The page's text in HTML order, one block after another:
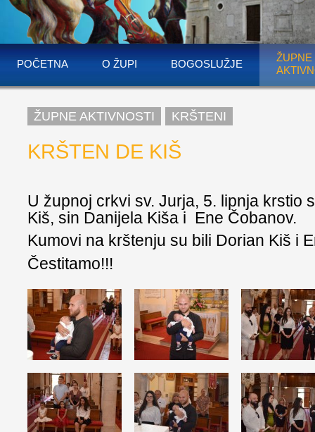
POČETNA O ŽUPI BOGOSLUŽJE
ŽUPNE
ŽUPNE AKTIVNOSTI KRŠTENI
KRŠTEN DE KIŠ
U župnoj crkvi sv. Jurja, 5. lipnja krstio
Kiš, sin Danijela Kiša i Ene Čobanov.
Kumovi na krštenju su bili Dorian Kiš i
Čestitamo!!!